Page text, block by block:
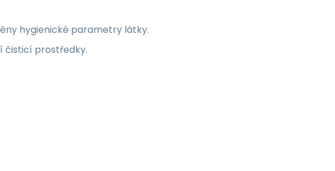
hygienické parametry látky.
čisticí prostředky.